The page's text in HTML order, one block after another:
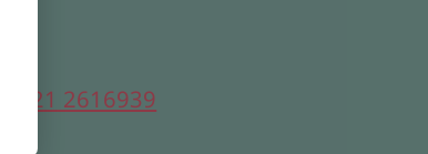
0221 2616939